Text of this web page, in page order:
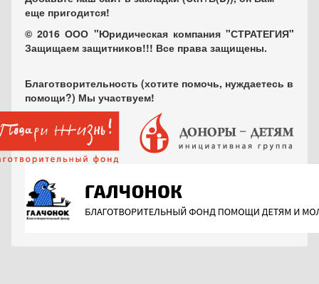
еще пригодится!
© 2016 ООО "Юридическая компания "СТРАТЕГИЯ"
Защищаем защитников!!! Все права защищены.
Благотворительность (хотите помочь, нуждаетесь в
помощи?) Мы участвуем!